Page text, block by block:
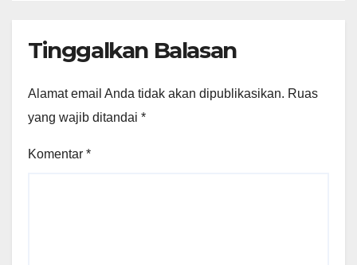
Tinggalkan Balasan
Alamat email Anda tidak akan dipublikasikan. Ruas
yang wajib ditandai *
Komentar *